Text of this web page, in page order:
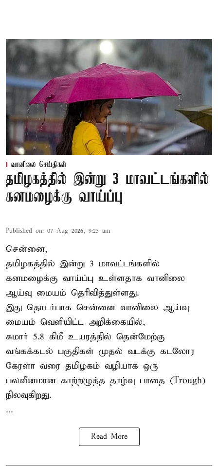
வானிலை செய்திகள்
தமிழகத்தில் இன்று 3 மாவட்டங்களில்
கனமழைக்கு வாய்ப்பு
Published on: 07 Aug 2026, 9:25 am
சென்னை,
தமிழகத்தில் இன்று 3 மாவட்டங்களில்
கனமழைக்கு வாய்ப்பு உள்ளதாக வானிலை
ஆய்வு மையம் தெரிவித்துள்ளது.
இது தொடர்பாக சென்னை வானிலை ஆய்வு
மையம் வெளியிட்ட அறிக்கையில்,
சுமார் 5.8 கிமீ உயரத்தில் தென்மேற்கு
வங்கக்கடல் பகுதிகள் முதல் வடக்கு கடலோர
கேரளா வரை தமிழகம் வழியாக ஒரு
பலவீனமான காற்றழுத்த தாழ்வு பாதை (Trough)
நிலவுகிறது.
...
Read More